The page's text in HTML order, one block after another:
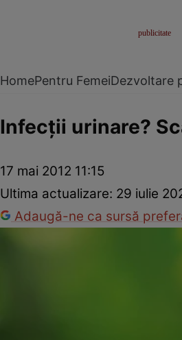
HomePentru FemeiDezvoltare
Infecţii urinare?
17 mai 2012 11:15
Ultima actualizare: 29 iulie
Adaugă-ne ca sursă